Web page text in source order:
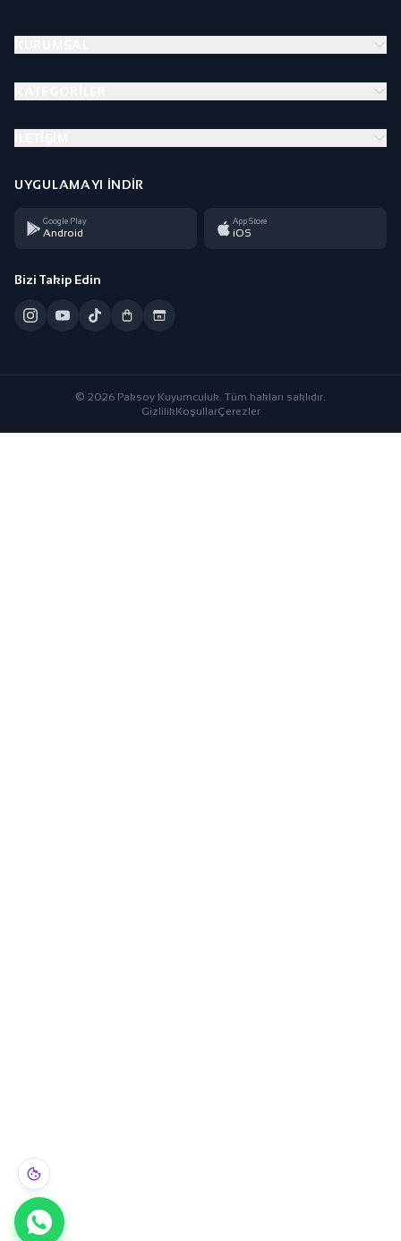
UYGULAMAYI İNDIR
Google Play
Android
App Store
iOS
Bizi Takip Edin
© 2026 Paksoy Kuyumculuk. Tüm hakları saklıdır.
GizlilikKoşullarÇerezler